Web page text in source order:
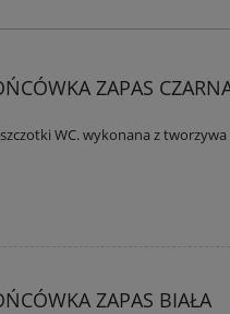
ZAPAS
WC. wykonana z tworzywa
ZAPAS BIAŁA